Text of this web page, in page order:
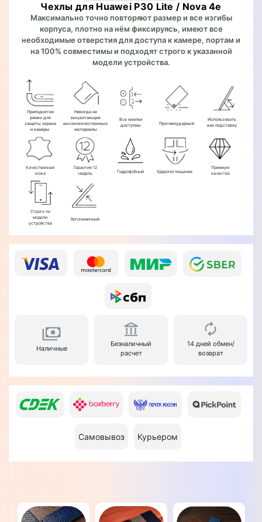
Чехлы для Huawei P30 Lite / Nova 4e
Максимально точно повторяют размер и все изгибы
корпуса, плотно на нём фиксируясь, имеют все
необходимые отверстия для доступа к камере, портам и
на 100% совместимы и подходят строго к указанной
модели устройства.
Приподнятая
рамка для
защиты экрана
и камеры
Никогда не
выцветающие
высококачественные
материалы
Все кнопки
доступны
Противоударный
Использовать
как подставку
Качественная
кожа
Гарантия 12
недель
Гидрофобный Ударопоглощение
Премиум
качество
Строго по
модели
устройства
Эргономичный
Наличные
Безналичный
расчет
14 дней обмен/
возврат
Самовывоз Курьером